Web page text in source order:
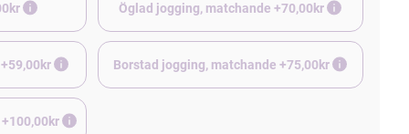
+45,00kr Öglad jogging, matchande +70,00kr
Borstad jogging, matchande +75,00kr